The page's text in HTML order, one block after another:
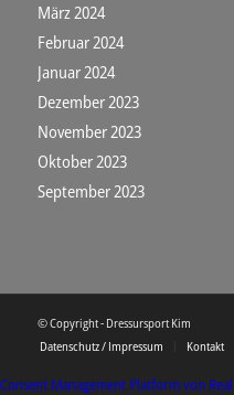
März 2024
Februar 2024
Januar 2024
Dezember 2023
November 2023
Oktober 2023
September 2023
© Copyright - Dressursport Kim
Datenschutz / Impressum
Kontakt
Consent Management Platform von